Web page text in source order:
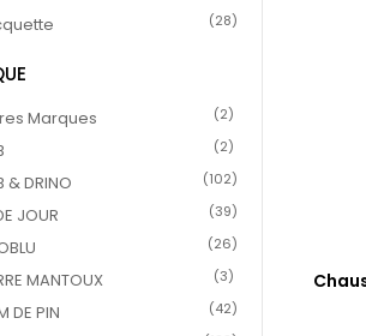
(28)
Marques (2)
(2)
& DRINO (102)
JOUR (39)
(26)
MANTOUX (3)
DE PIN (42)